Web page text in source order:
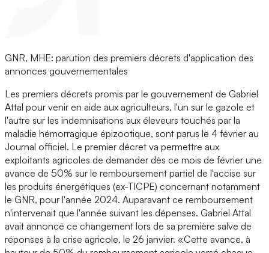
GNR, MHE: parution des premiers décrets d'application des
annonces gouvernementales
Les premiers décrets promis par le gouvernement de Gabriel
Attal pour venir en aide aux agriculteurs, l'un sur le gazole et
l'autre sur les indemnisations aux éleveurs touchés par la
maladie hémorragique épizootique, sont parus le 4 février au
Journal officiel. Le premier décret va permettre aux
exploitants agricoles de demander dès ce mois de février une
avance de 50% sur le remboursement partiel de l'accise sur
les produits énergétiques (ex-TICPE) concernant notamment
le GNR, pour l'année 2024. Auparavant ce remboursement
n'intervenait que l'année suivant les dépenses. Gabriel Attal
avait annoncé ce changement lors de sa première salve de
réponses à la crise agricole, le 26 janvier. «Cette avance, à